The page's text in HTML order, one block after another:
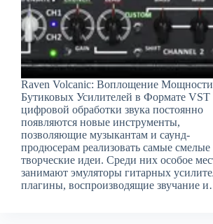
Raven Volcanic: Воплощение Мощности
Бутиковых Усилителей в Формате
цифровой обработки звука постоянно
появляются новые инструменты,
позволяющие музыкантам и саунд-
продюсерам реализовать самые смелые
творческие идеи. Среди них особое
занимают эмуляторы гитарных
плагины, воспроизводящие звучание